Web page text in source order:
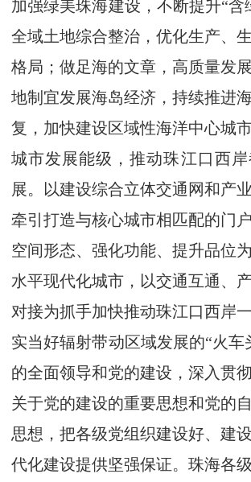
加强绿美珠海建设，不断提升“含
全域土地综合整治，优化生产、
格局；做足海的文章，高质量发
地制宜发展海岛经济，持续推进
复，加快建设区域性海洋中心城
城市发展能级，推动珠江口西
展。以建设综合立体交通网和产
牵引打造与核心城市相匹配的门
空间形态、强化功能、提升品位
水平现代化城市，以交通互通、
对接为抓手加快推动珠江口西岸
实当好辐射带动区域发展的“火车
的全面领导和党的建设，深入贯
关于党的建设的重要思想和党的
思想，把各级党组织建设好、建
代化建设提供坚强保证。珠海各